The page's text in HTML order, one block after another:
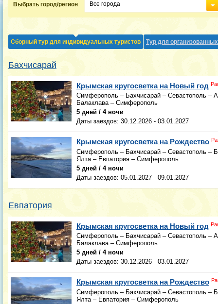
Выбрать город/регион Все города
Сборный тур для индивидуальных туристов Тур для
Бахчисарай
Крымская кругосветка на Новый год
Симферополь – Бахчисарай – Севастополь –
Балаклава – Симферополь
5 дней / 4 ночи
Даты заездов: 30.12.2026 - 03.01.2027
Крымская кругосветка на Рождество
Симферополь – Бахчисарай – Севастополь –
Ялта – Евпатория – Симферополь
5 дней / 4 ночи
Даты заездов: 05.01.2027 - 09.01.2027
Евпатория
Крымская кругосветка на Новый год
Симферополь – Бахчисарай – Севастополь –
Балаклава – Симферополь
5 дней / 4 ночи
Даты заездов: 30.12.2026 - 03.01.2027
Крымская кругосветка на Рождество
Симферополь – Бахчисарай – Севастополь –
Ялта – Евпатория – Симферополь